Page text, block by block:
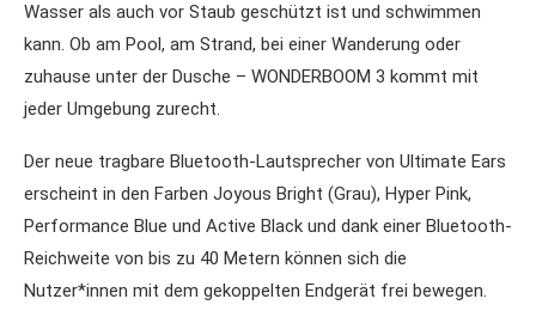
Wasser als auch vor Staub geschützt ist und schwimmen
kann. Ob am Pool, am Strand, bei einer Wanderung oder
zuhause unter der Dusche – WONDERBOOM 3 kommt mit
jeder Umgebung zurecht.
Der neue tragbare Bluetooth-Lautsprecher von Ultimate Ears
erscheint in den Farben Joyous Bright (Grau), Hyper Pink,
Performance Blue und Active Black und dank einer Bluetooth-
Reichweite von bis zu 40 Metern können sich die
Nutzer*innen mit dem gekoppelten Endgerät frei bewegen.